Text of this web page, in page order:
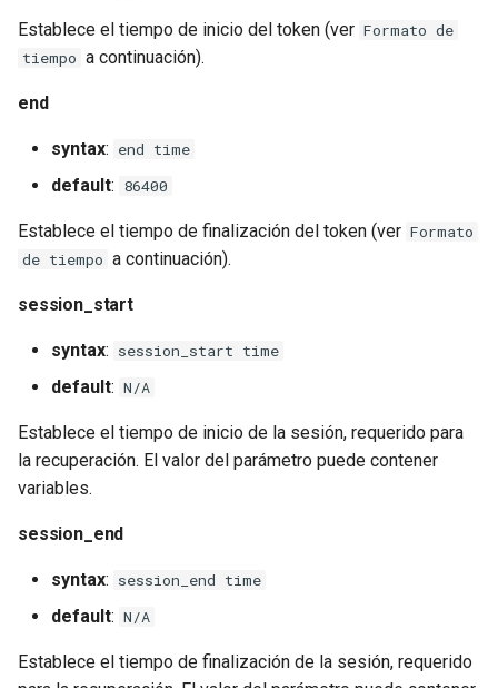
Establece el tiempo de inicio del token (ver Formato de
tiempo a continuación).
end
syntax: end time
default: 86400
Establece el tiempo de finalización del token (ver Formato
de tiempo a continuación).
session_start
syntax: session_start time
default: N/A
Establece el tiempo de inicio de la sesión, requerido para
la recuperación. El valor del parámetro puede contener
variables.
session_end
syntax: session_end time
default: N/A
Establece el tiempo de finalización de la sesión, requerido